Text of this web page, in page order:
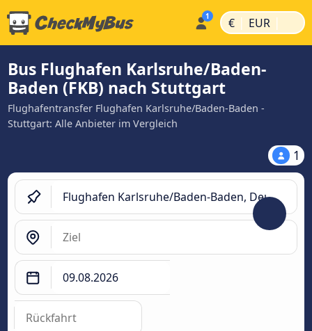
€ | EUR |
Bus Flughafen Karlsruhe/Baden-
Baden (FKB) nach Stuttgart
Flughafentransfer Flughafen Karlsruhe/Baden-Baden -
Stuttgart: Alle Anbieter im Vergleich
1